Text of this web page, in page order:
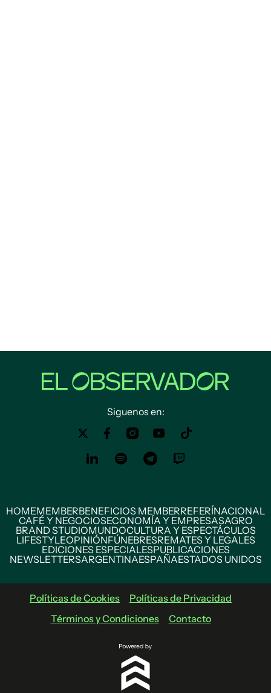
Siguenos en:
HOMEMEMBERBENEFICIOS MEMBERREFERÍNACIONAL
CAFÉ Y NEGOCIOSECONOMÍA Y EMPRESASAGRO
BRAND STUDIOMUNDOCULTURA Y ESPECTÁCULOS
LIFESTYLEOPINIÓNFÚNEBRESREMATES Y LEGALES
EDICIONES ESPECIALESPUBLICACIONES
NEWSLETTERSARGENTINAESPAÑAESTADOS UNIDOS
Políticas de Cookies
Políticas de Privacidad
Términos y Condiciones
Contacto